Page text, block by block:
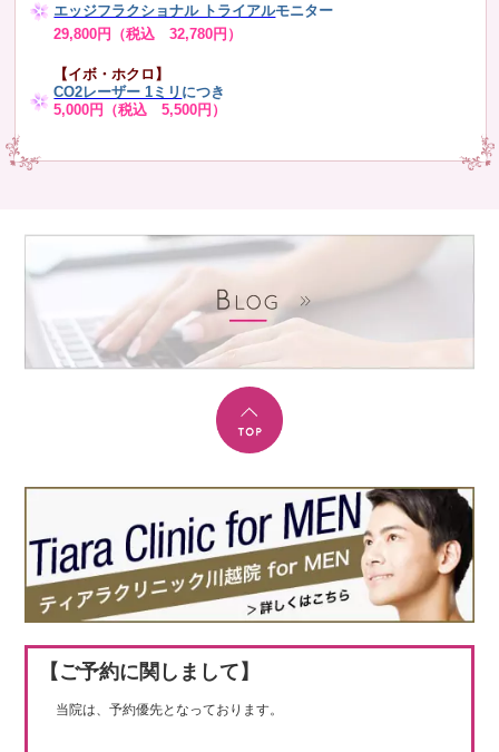
エッジフラクショナル トライアルモニター
29,800円（税込 32,780円）
【イボ・ホクロ】
CO2レーザー 1ミリ につき
5,000円（税込 5,500円）
【ご予約に関しまして】
当院は、予約優先となっております。